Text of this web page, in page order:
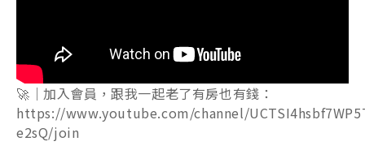
🚀｜加入會員，跟我一起老了有房也有錢：
https://www.youtube.com/channel/
e2sQ/join